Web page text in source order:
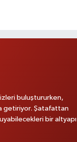
buluştururken,
getiriyor. Şatafattan
bir altyapı